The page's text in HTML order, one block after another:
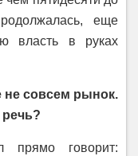
еще
власть в руках
не совсем рынок.
прямо говорит: